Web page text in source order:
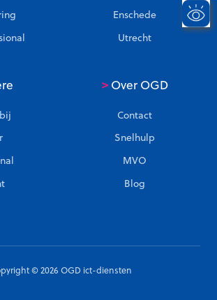
Enschede
Utrecht
>Over OGD
Contact
Snelhulp
MVO
Blog
© 2026 OGD ict-diensten